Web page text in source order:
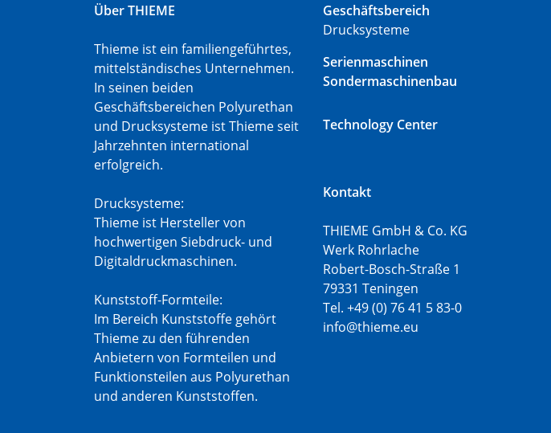
Über THIEME
Thieme ist ein familiengeführtes,
mittelständisches Unternehmen.
In seinen beiden
Geschäftsbereichen Polyurethan
und Drucksysteme ist Thieme seit
Jahrzehnten international
erfolgreich.
Drucksysteme:
Thieme ist Hersteller von
hochwertigen Siebdruck- und
Digitaldruckmaschinen.
Kunststoff-Formteile:
Im Bereich Kunststoffe gehört
Thieme zu den führenden
Anbietern von Formteilen und
Funktionsteilen aus Polyurethan
und anderen Kunststoffen.
Geschäftsbereich
Drucksysteme
Serienmaschinen
Sondermaschinenbau
Technology Center
Kontakt
THIEME GmbH & Co. KG
Werk Rohrlache
Robert-Bosch-Straße 1
79331 Teningen
Tel. +49 (0) 76 41 5 83-0
info@thieme.eu